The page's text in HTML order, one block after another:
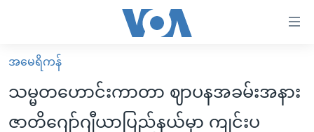
လွယ်ကူ
စေ
သည့်
မူလစာမျက်နှာ
မြန်မာ
ကမ္ဘာ့သတင်းများ
အမေရိကန်
သမ္မတဟောင်းကာတာ ဈာပနအခမ်းအနား
ဇာတိဂျော်ဂျီယာပြည်နယ်မှာ ကျင်းပ